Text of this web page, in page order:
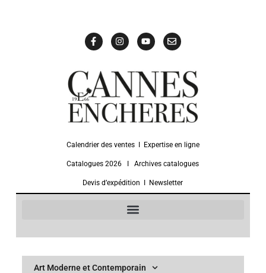
Calendrier des ventesΙ Expertise en ligne
Catalogues 2026 ΙArchives catalogues
Devis d’expédition Newsletter
Art Moderne et Contemporain